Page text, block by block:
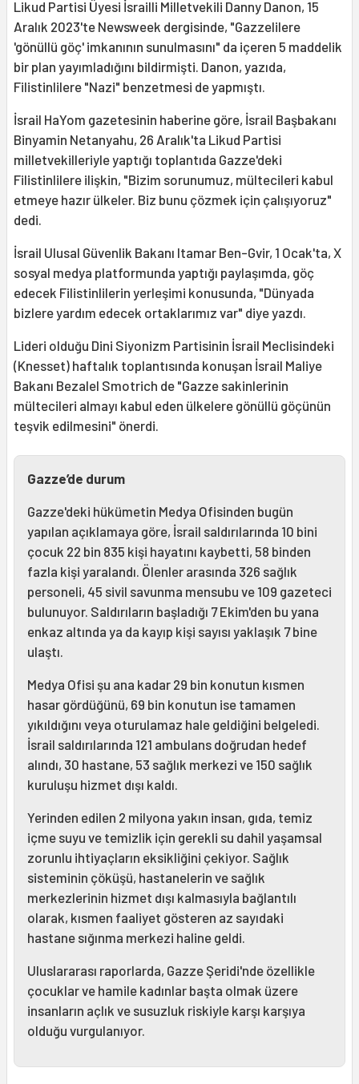
Likud Partisi Üyesi İsrailli Milletvekili Danny Danon, 15
Aralık 2023'te Newsweek dergisinde, "Gazzelilere
'gönüllü göç' imkanının sunulmasını" da içeren 5 maddelik
bir plan yayımladığını bildirmişti. Danon, yazıda,
Filistinlilere "Nazi" benzetmesi de yapmıştı.
İsrail HaYom gazetesinin haberine göre, İsrail Başbakanı
Binyamin Netanyahu, 26 Aralık'ta Likud Partisi
milletvekilleriyle yaptığı toplantıda Gazze'deki
Filistinlilere ilişkin, "Bizim sorunumuz, mültecileri kabul
etmeye hazır ülkeler. Biz bunu çözmek için çalışıyoruz"
dedi.
İsrail Ulusal Güvenlik Bakanı Itamar Ben-Gvir, 1 Ocak'ta, X
sosyal medya platformunda yaptığı paylaşımda, göç
edecek Filistinlilerin yerleşimi konusunda, "Dünyada
bizlere yardım edecek ortaklarımız var" diye yazdı.
Lideri olduğu Dini Siyonizm Partisinin İsrail Meclisindeki
(Knesset) haftalık toplantısında konuşan İsrail Maliye
Bakanı Bezalel Smotrich de "Gazze sakinlerinin
mültecileri almayı kabul eden ülkelere gönüllü göçünün
teşvik edilmesini" önerdi.
Gazze’de durum
Gazze'deki hükümetin Medya Ofisinden bugün
yapılan açıklamaya göre, İsrail saldırılarında 10 bini
çocuk 22 bin 835 kişi hayatını kaybetti, 58 binden
fazla kişi yaralandı. Ölenler arasında 326 sağlık
personeli, 45 sivil savunma mensubu ve 109 gazeteci
bulunuyor. Saldırıların başladığı 7 Ekim'den bu yana
enkaz altında ya da kayıp kişi sayısı yaklaşık 7 bine
ulaştı.
Medya Ofisi şu ana kadar 29 bin konutun kısmen
hasar gördüğünü, 69 bin konutun ise tamamen
yıkıldığını veya oturulamaz hale geldiğini belgeledi.
İsrail saldırılarında 121 ambulans doğrudan hedef
alındı, 30 hastane, 53 sağlık merkezi ve 150 sağlık
kuruluşu hizmet dışı kaldı.
Yerinden edilen 2 milyona yakın insan, gıda, temiz
içme suyu ve temizlik için gerekli su dahil yaşamsal
zorunlu ihtiyaçların eksikliğini çekiyor. Sağlık
sisteminin çöküşü, hastanelerin ve sağlık
merkezlerinin hizmet dışı kalmasıyla bağlantılı
olarak, kısmen faaliyet gösteren az sayıdaki
hastane sığınma merkezi haline geldi.
Uluslararası raporlarda, Gazze Şeridi'nde özellikle
çocuklar ve hamile kadınlar başta olmak üzere
insanların açlık ve susuzluk riskiyle karşı karşıya
olduğu vurgulanıyor.